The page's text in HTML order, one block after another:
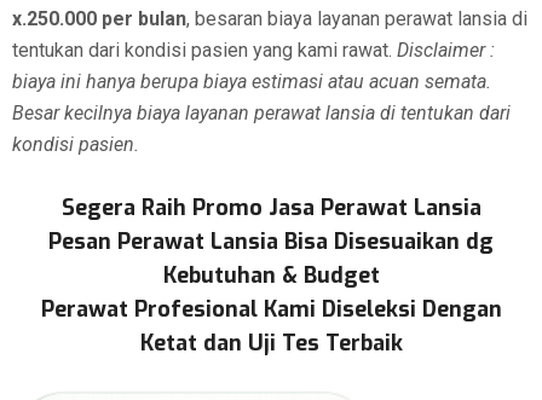
x.250.000 per bulan, besaran biaya layanan perawat lansia di
tentukan dari kondisi pasien yang kami rawat. Disclaimer :
biaya ini hanya berupa biaya estimasi atau acuan semata.
Besar kecilnya biaya layanan perawat lansia di tentukan dari
kondisi pasien.
Segera Raih Promo Jasa Perawat Lansia
Pesan Perawat Lansia Bisa Disesuaikan dg
Kebutuhan & Budget
Perawat Profesional Kami Diseleksi Dengan
Ketat dan Uji Tes Terbaik